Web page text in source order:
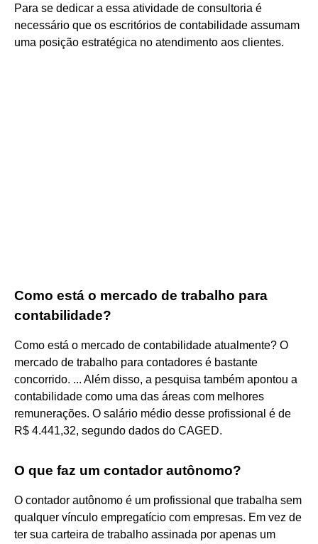
Para se dedicar a essa atividade de consultoria é
necessário que os escritórios de contabilidade assumam
uma posição estratégica no atendimento aos clientes.
Como está o mercado de trabalho para
contabilidade?
Como está o mercado de contabilidade atualmente? O
mercado de trabalho para contadores é bastante
concorrido. ... Além disso, a pesquisa também apontou a
contabilidade como uma das áreas com melhores
remunerações. O salário médio desse profissional é de
R$ 4.441,32, segundo dados do CAGED.
O que faz um contador autônomo?
O contador autônomo é um profissional que trabalha sem
qualquer vínculo empregatício com empresas. Em vez de
ter sua carteira de trabalho assinada por apenas um